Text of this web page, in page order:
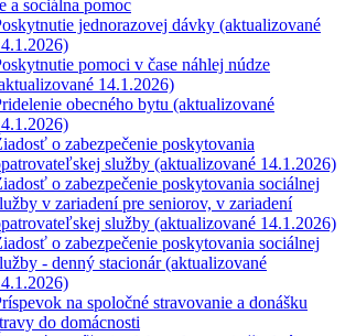
a sociálna pomoc
jednorazovej dávky (aktualizované
pomoci v čase náhlej núdze
14.1.2026)
obecného bytu (aktualizované
o zabezpečenie poskytovania
služby (aktualizované 14.1.2026)
o zabezpečenie poskytovania sociálnej
v zariadení pre seniorov, v zariadení
služby (aktualizované 14.1.2026)
o zabezpečenie poskytovania sociálnej
- denný stacionár (aktualizované
na spoločné stravovanie a donášku
do domácnosti